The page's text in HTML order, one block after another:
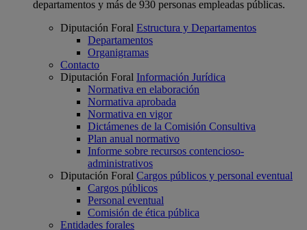
departamentos y más de 930 personas empleadas públicas.
Diputación Foral Estructura y Departamentos
Departamentos
Organigramas
Contacto
Diputación Foral Información Jurídica
Normativa en elaboración
Normativa aprobada
Normativa en vigor
Dictámenes de la Comisión Consultiva
Plan anual normativo
Informe sobre recursos contencioso-
administrativos
Diputación Foral Cargos públicos y personal eventual
Cargos públicos
Personal eventual
Comisión de ética pública
Entidades forales